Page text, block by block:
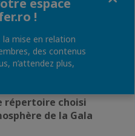
où le public peut
la contemplation et
invite à une soirée
le charme vibrant de
répertoire choisi
de la Gala
espace
!
la mise en relation
des contenus
n’attendez plus,